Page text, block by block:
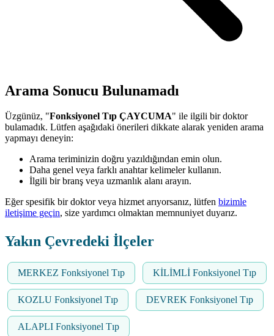
Arama Sonucu Bulunamadı
Üzgünüz, "Fonksiyonel Tıp ÇAYCUMA" ile ilgili bir doktor
bulamadık. Lütfen aşağıdaki önerileri dikkate alarak yeniden arama
yapmayı deneyin:
Arama teriminizin doğru yazıldığından emin olun.
Daha genel veya farklı anahtar kelimeler kullanın.
İlgili bir branş veya uzmanlık alanı arayın.
Eğer spesifik bir doktor veya hizmet arıyorsanız, lütfen bizimle
iletişime geçin, size yardımcı olmaktan memnuniyet duyarız.
Yakın Çevredeki İlçeler
MERKEZ Fonksiyonel Tıp KİLİMLİ Fonksiyonel Tıp
KOZLU Fonksiyonel Tıp DEVREK Fonksiyonel Tıp
ALAPLI Fonksiyonel Tıp